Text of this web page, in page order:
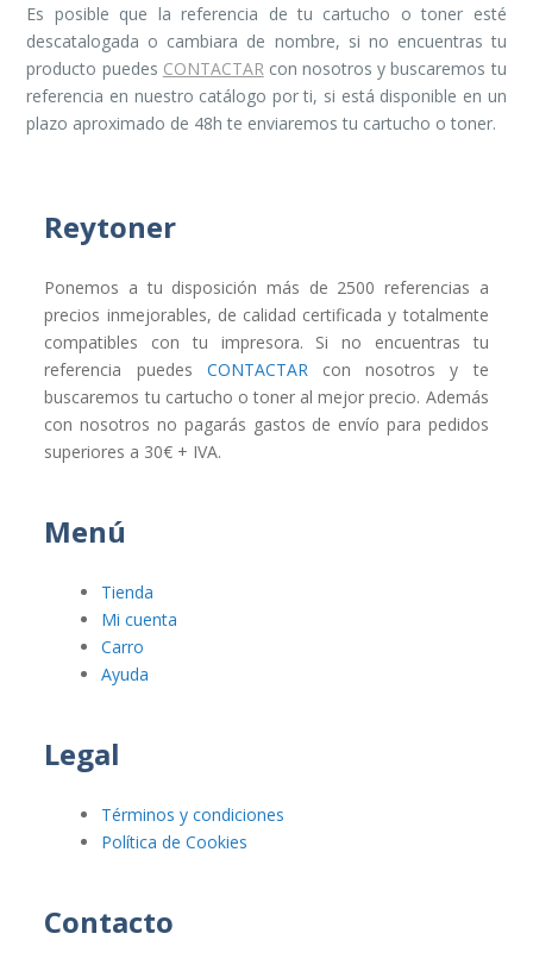
Es posible que la referencia de tu cartucho o toner esté
descatalogada o cambiara de nombre, si no encuentras tu
producto puedes CONTACTARcon nosotros y buscaremos tu
referencia en nuestro catálogo por ti, si está disponible en un
plazo aproximado de 48h te enviaremos tu cartucho o toner.
Reytoner
Ponemos a tu disposición más de 2500 referencias a
precios inmejorables, de calidad certificada y totalmente
compatibles con tu impresora. Si no encuentras tu
referencia puedes CONTACTARcon nosotros y te
buscaremos tu cartucho o toner al mejor precio. Además
con nosotros no pagarás gastos de envío para pedidos
superiores a 30€ + IVA.
Menú
Tienda
Mi cuenta
Carro
Ayuda
Legal
Términos y condiciones
Política de Cookies
Contacto